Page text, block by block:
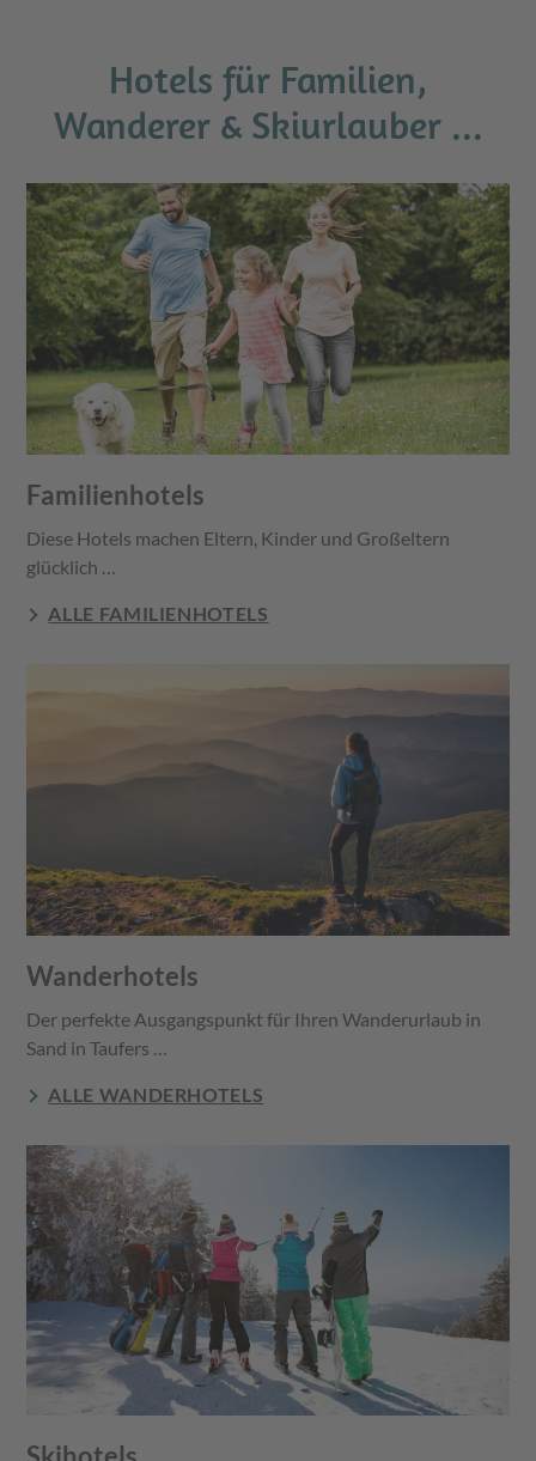
Hotels für Familien,
Wanderer & Skiurlauber ...
Familienhotels
Diese Hotels machen Eltern, Kinder und Großeltern
glücklich …
ALLE FAMILIENHOTELS
Wanderhotels
Der perfekte Ausgangspunkt für Ihren Wanderurlaub in
Sand in Taufers …
ALLE WANDERHOTELS